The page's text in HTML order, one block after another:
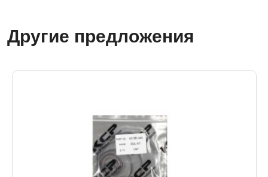
Другие предложения